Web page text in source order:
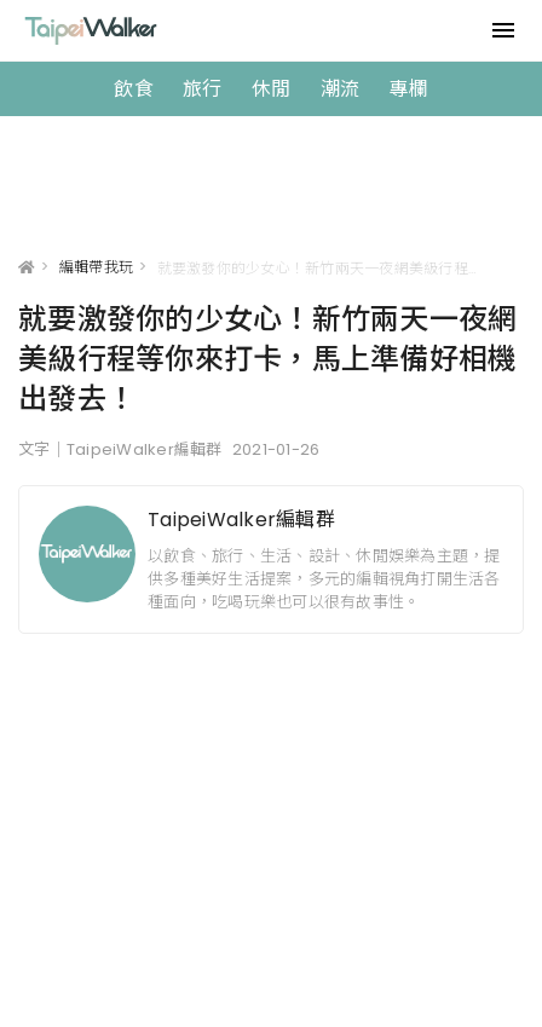
飲食 旅行 休閒 潮流 專欄
> 編輯帶我玩 >
就要激發你的少女心！新竹兩天一夜網
美級行程等你來打卡，馬上準備好相機
出發去！
文字｜TaipeiWalker編輯群 2021-01-26
TaipeiWalker編輯群
以飲食、旅行、生活、設計、休閒娛樂為主題，提
供多種美好生活提案，多元的編輯視角打開生活各
種面向，吃喝玩樂也可以很有故事性。